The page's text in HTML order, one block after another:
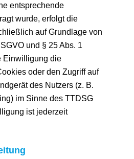
entsprechende
wurde, erfolgt die
auf Grundlage von
und § 25 Abs. 1
Einwilligung die
oder den Zugriff auf
des Nutzers (z. B.
im Sinne des TTDSG
ist jederzeit